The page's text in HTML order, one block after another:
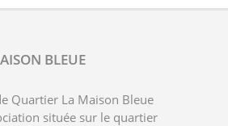
BLEUE
Quartier La Maison Bleue
située sur le quartier